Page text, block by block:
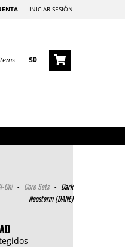
- INICIAR SESIÓN
| $0
Oh! - Core Sets - Dark
Neostorm (DANE)